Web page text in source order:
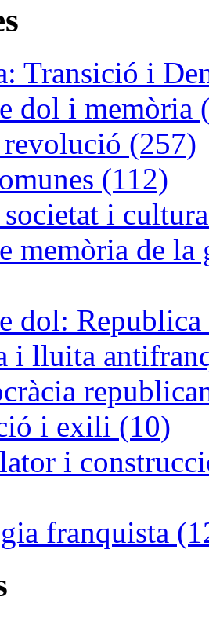
Transició i
dol i memòria
(257)
(112)
i
memòria de
dol:
i lluita
i exili (10)
i
franquista